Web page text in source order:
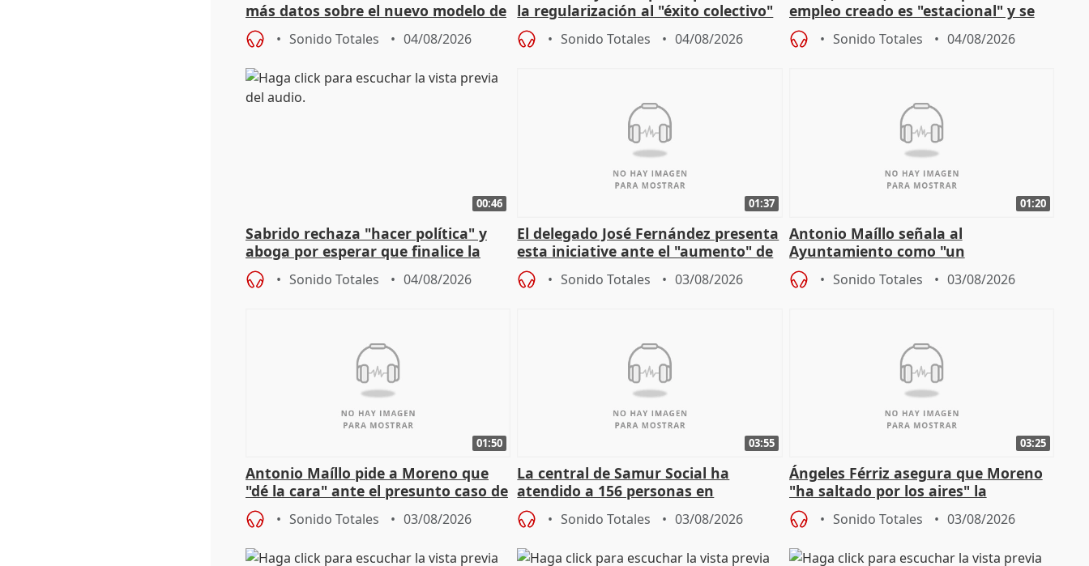
más datos sobre el nuevo modelo de
financiación
Sonido Totales 04/08/2026
la regularización al "éxito colectivo"
del Gobierno
Sonido Totales 04/08/2026
empleo creado es "estacional" y se
"esfumará" al acabar el verano
Sonido Totales 04/08/2026
00:46
Sabrido rechaza "hacer política" y
aboga por esperar que finalice la
investigación del incendio
Sonido Totales 04/08/2026
01:37
El delegado José Fernández presenta
esta iniciative ante el "aumento" de
personas sin hogar en Madri
Sonido Totales 03/08/2026
01:20
Antonio Maíllo señala al
Ayuntamiento como "un
especulador más" sobre viviendas de
Jiménez Becerril
Sonido Totales 03/08/2026
01:50
Antonio Maíllo pide a Moreno que
"dé la cara" ante el presunto caso de
acoso del CEO de ADM
Sonido Totales 03/08/2026
03:55
La central de Samur Social ha
atendido a 156 personas en
situación de calle durante Campaña
de CalorSonido Totales 03/08/2026
03:25
Ángeles Férriz asegura que Moreno
"ha saltado por los aires" la
negociación tras acuerdo con SMA
Sonido Totales 03/08/2026